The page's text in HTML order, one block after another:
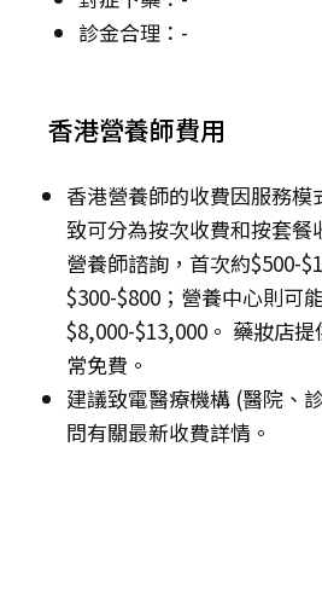
診金合理：-
香港營養師費用
香港營養師的收費因服務模
致可分為按次收費和按套餐
營養師諮詢，首次約$500-
$300-$800；營養中心則可
$8,000-$13,000。 藥妝店
常免費。
建議致電醫療機構 (醫院、
問有關最新收費詳情。